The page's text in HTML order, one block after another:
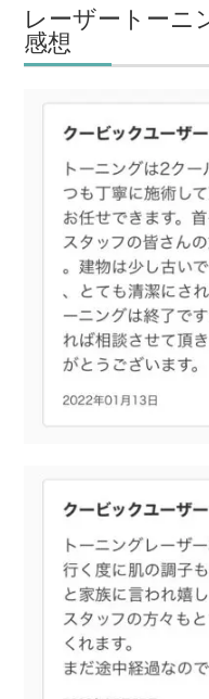
レーザートーニ
感想